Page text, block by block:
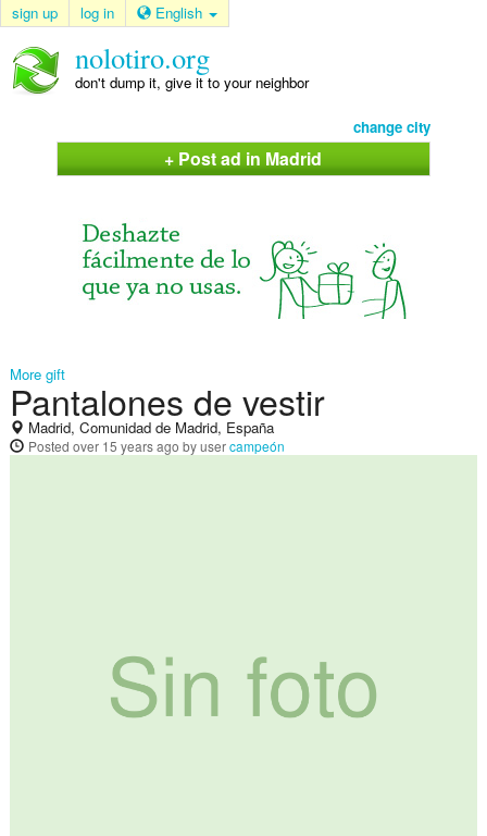
sign up log in English
nolotiro.org
don't dump it, give it to your neighbor
change city
+ Post ad in Madrid
More gift
Pantalones de vestir
Madrid, Comunidad de Madrid, España
Posted over 15 years ago by usercampeón